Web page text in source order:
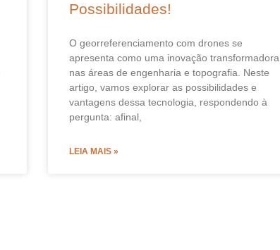
Possibilidades!
O georreferenciamento com drones se
apresenta como uma inovação transformadora
nas áreas de engenharia e topografia. Neste
artigo, vamos explorar as possibilidades e
vantagens dessa tecnologia, respondendo à
pergunta: afinal,
LEIA MAIS »